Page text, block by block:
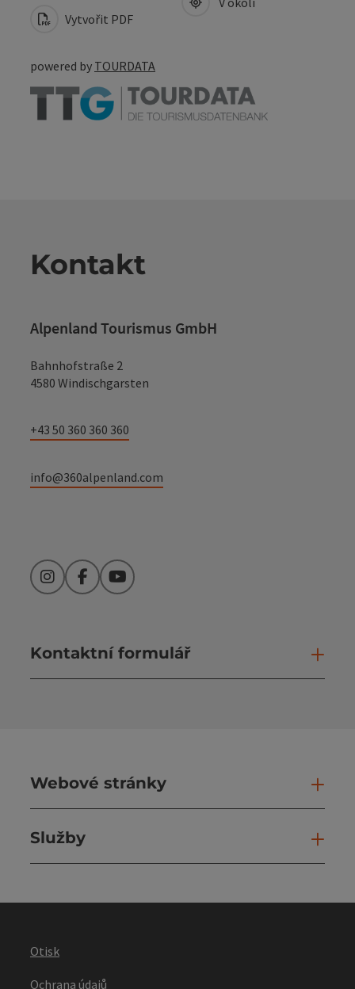
Vytvořit PDF
powered by TOURDATA
Kontakt
Alpenland Tourismus GmbH
Bahnhofstraße 2
4580 Windischgarsten
+43 50 360 360 360
info@360alpenland.com
InstagramFacebookYouTube
Kontaktní formulář
Webové stránky
Služby
Otisk
Ochrana údajů